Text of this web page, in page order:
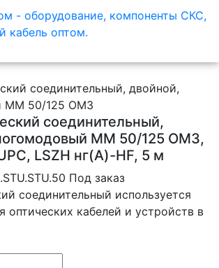
соединительный,
MM 50/125 OM3,
LSZH нг(A)-HF, 5 м
Под заказ
соединительный используется
оптических кабелей и устройств в